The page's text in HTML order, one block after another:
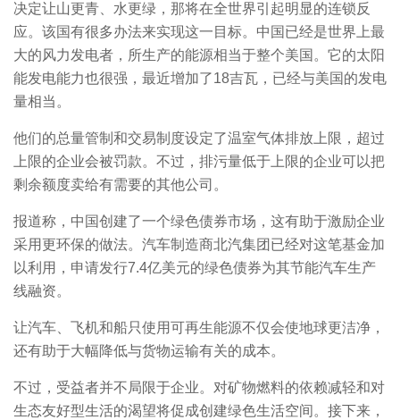
决定让山更青、水更绿，那将在全世界引起明显的连锁反
应。该国有很多办法来实现这一目标。中国已经是世界上最
大的风力发电者，所生产的能源相当于整个美国。它的太阳
能发电能力也很强，最近增加了18吉瓦，已经与美国的发电
量相当。
他们的总量管制和交易制度设定了温室气体排放上限，超过
上限的企业会被罚款。不过，排污量低于上限的企业可以把
剩余额度卖给有需要的其他公司。
报道称，中国创建了一个绿色债券市场，这有助于激励企业
采用更环保的做法。汽车制造商北汽集团已经对这笔基金加
以利用，申请发行7.4亿美元的绿色债券为其节能汽车生产
线融资。
让汽车、飞机和船只使用可再生能源不仅会使地球更洁净，
还有助于大幅降低与货物运输有关的成本。
不过，受益者并不局限于企业。对矿物燃料的依赖减轻和对
生态友好型生活的渴望将促成创建绿色生活空间。接下来，